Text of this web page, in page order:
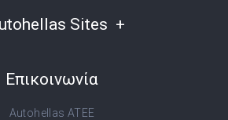
Sites
Επικοινωνία
Autohellas ATEE